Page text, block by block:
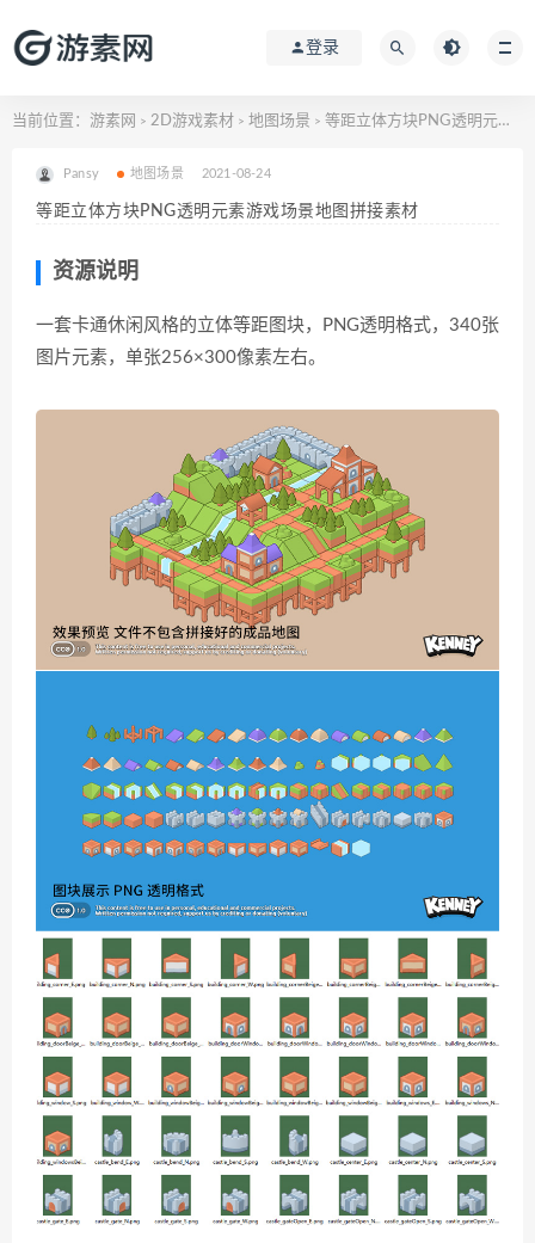
登录
当前位置： 游素网 > 2D游戏素材 > 地图场景 > 等距立体方块PNG透明元素游戏场景地图拼接素材
Pansy 地图场景 2021-08-24
等距立体方块PNG透明元素游戏场景地图拼接素材
资源说明
一套卡通休闲风格的立体等距图块，PNG透明格式，340张
图片元素，单张256×300像素左右。